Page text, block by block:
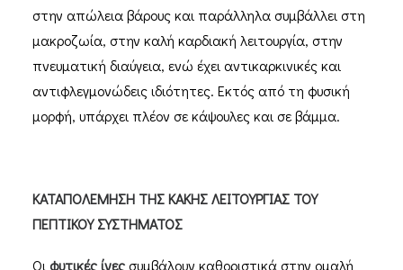
στην απώλεια βάρους και παράλληλα συμβάλλει στη
μακροζωία, στην καλή καρδιακή λειτουργία, στην
πνευματική διαύγεια, ενώ έχει αντικαρκινικές και
αντιφλεγμονώδεις ιδιότητες. Εκτός από τη φυσική
μορφή, υπάρχει πλέον σε κάψουλες και σε βάμμα.
ΚΑΤΑΠΟΛΕΜΗΣΗ ΤΗΣ ΚΑΚΗΣ ΛΕΙΤΟΥΡΓΙΑΣ ΤΟΥ
ΠΕΠΤΙΚΟΥ ΣΥΣΤΗΜΑΤΟΣ
Οι φυτικές ίνεςσυμβάλουν καθοριστικά στην ομαλή